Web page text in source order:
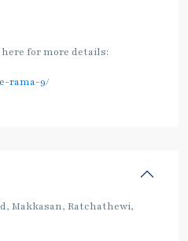
for more details:
rama-9/
Makkasan, Ratchathewi,